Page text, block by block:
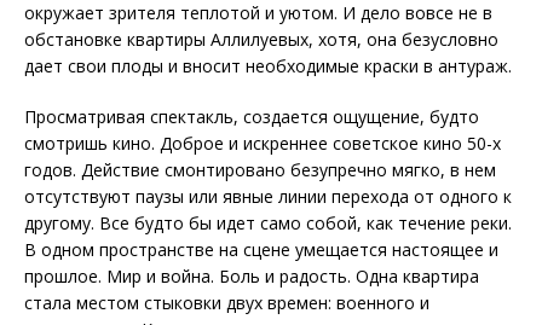
окружает зрителя теплотой и уютом. И дело вовсе не в
обстановке квартиры Аллилуевых, хотя, она безусловно
дает свои плоды и вносит необходимые краски в антураж.
Просматривая спектакль, создается ощущение, будто
смотришь кино. Доброе и искреннее советское кино 50-х
годов. Действие смонтировано безупречно мягко, в нем
отсутствуют паузы или явные линии перехода от одного к
другому. Все будто бы идет само собой, как течение реки.
В одном пространстве на сцене умещается настоящее и
прошлое. Мир и война. Боль и радость. Одна квартира
стала местом стыковки двух времен: военного и